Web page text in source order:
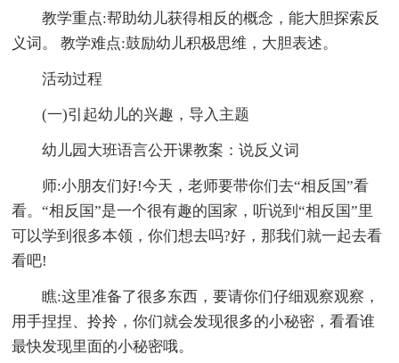
教学重点:帮助幼儿获得相反的概念，能大胆探索反
义词。 教学难点:鼓励幼儿积极思维，大胆表述。
活动过程
(一)引起幼儿的兴趣，导入主题
幼儿园大班语言公开课教案：说反义词
师:小朋友们好!今天，老师要带你们去“相反国”看
看。“相反国”是一个很有趣的国家，听说到“相反国”里
可以学到很多本领，你们想去吗?好，那我们就一起去看
看吧!
瞧:这里准备了很多东西，要请你们仔细观察观察，
用手捏捏、拎拎，你们就会发现很多的小秘密，看看谁
最快发现里面的小秘密哦。